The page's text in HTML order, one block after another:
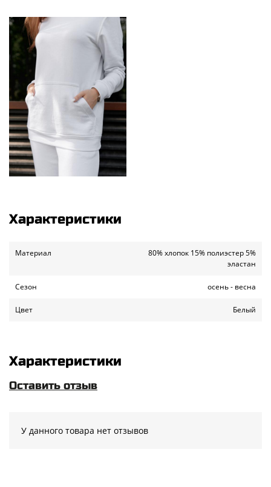
Характеристики
Материал
80% хлопок 15% полиэстер 5%
эластан
Сезон осень - весна
Цвет Белый
Характеристики
Оставить отзыв
У данного товара нет отзывов